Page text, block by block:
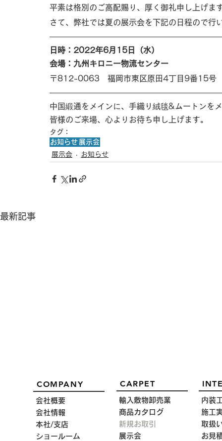
平素は格別のご高配賜り、厚く御礼申し上げま
さて、弊社では夏の展示会を下記の日程ので行
日時：2022年6月15日（水）
会場：九州キロニー物流センター
〒812-0063　福岡市東区原田4丁目9番15号
中国緞通をメインに、手織り絨毯&ムートンを
皆様のご来場、心よりお待ち申し上げます。
タグ：
お知らせ 展示会
展示会
お知らせ
最新記事
2025春夏カタログ
COMPANY
会社概要
会社情報
本社/支店
ショールーム
CARPET
輸入敷物卸売業
商品カタログ
新規お取引
展示会
内装
施工
取扱
お見